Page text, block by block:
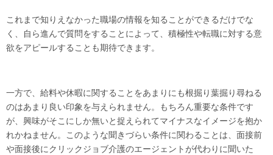
これまで知りえなかった職場の情報を知ることができるだけでな
く、自ら進んで質問をすることによって、積極性や転職に対する意
欲をアピールすることも期待できます。
一方で、給料や休暇に関することをあまりにも根掘り葉掘り尋ねる
のはあまり良い印象を与えられません。もちろん重要な条件です
が、興味がそこにしか無いと捉えられてマイナスなイメージを抱か
れかねません。このような聞きづらい条件に関わることは、面接前
や面接後にクリックジョブ介護のエージェントが代わりに聞いた